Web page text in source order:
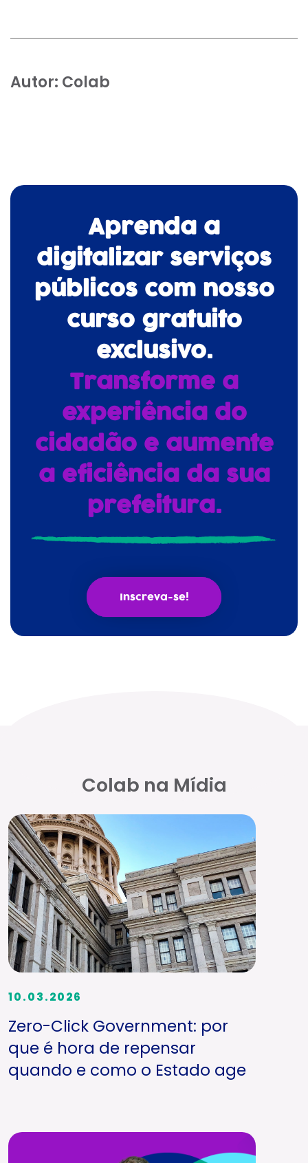
Autor: Colab
Aprenda a
digitalizar serviços
públicos com nosso
curso gratuito
exclusivo.
Transforme a
experiência do
cidadão e aumente
a eficiência da sua
prefeitura.
Inscreva-se!
Colab na Mídia
10.03.2026
Zero-Click Government: por
que é hora de repensar
quando e como o Estado age